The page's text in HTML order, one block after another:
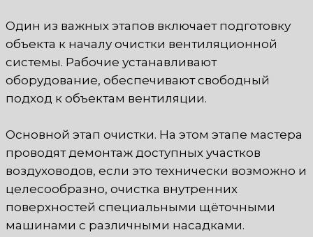
Один из важных этапов включает подготовку
объекта к началу очистки вентиляционной
системы. Рабочие устанавливают
оборудование, обеспечивают свободный
подход к объектам вентиляции.
Основной этап очистки. На этом этапе мастера
проводят демонтаж доступных участков
воздуховодов, если это технически возможно и
целесообразно, очистка внутренних
поверхностей специальными щёточными
машинами с различными насадками.